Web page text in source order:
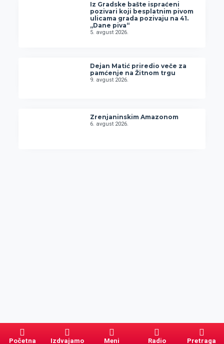
Iz Gradske bašte ispraćeni
pozivari koji besplatnim pivom
ulicama grada pozivaju na 41.
„Dane piva“
5. avgust 2026.
Dejan Matić priredio veče za
pamćenje na Žitnom trgu
9. avgust 2026.
Zrenjaninskim Amazonom
6. avgust 2026.
Početna Izdvajamo Meni Radio Pretraga